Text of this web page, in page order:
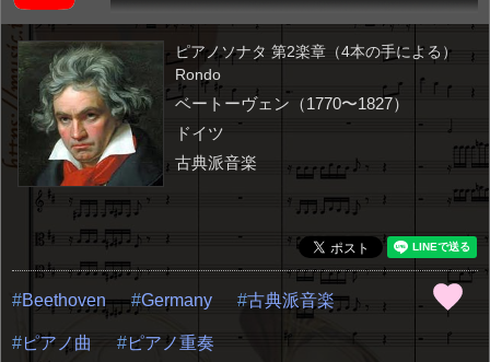
ピアノソナタ 第2楽章（4本の手による）
Rondo
ベートーヴェン（1770〜1827）
ドイツ
古典派音楽
Beethoven Germany 古典派音楽
ピアノ曲 ピアノ重奏